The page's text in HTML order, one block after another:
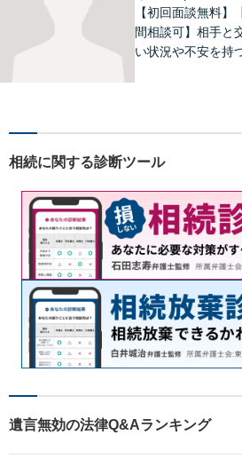
談可】
【初回面談無料】
間相談可】相手と
い状況や不安を持
護士に話を聞いて
つかむことができ
ません。
相続に関する診断ツール
遺言無効の法律Q&Aランキング